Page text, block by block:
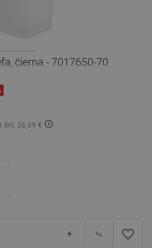
čierna - 7017650-70
dní: 26,09 €
+ favorite_border